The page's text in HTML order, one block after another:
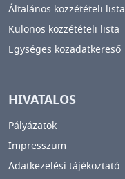
Általános közzétételi lista
Különös közzétételi lista
Egységes közadatkereső
HIVATALOS
Pályázatok
Impresszum
Adatkezelési tájékoztató